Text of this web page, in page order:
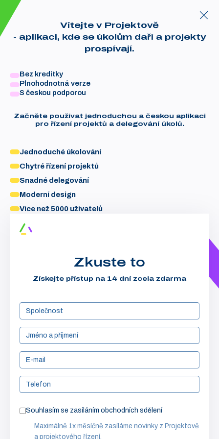
Zkuste to
Získejte přístup na 14 dní zcela zdarma
Souhlasím se zasíláním obchodních sdělení
Maximálně 1x měsíčně zasíláme novinky z Projektově
a projektového řízení.
Vítejte v Projektově
- aplikaci, kde se úkolům daří a projekty
prospívají.
Bez kreditky
Plnohodnotná verze
S českou podporou
Začněte používat jednoduchou a českou aplikaci
pro řízení projektů a delegování úkolů.
Jednoduché úkolování
Chytré řízení projektů
Snadné delegování
Moderní design
Více než 5000 uživatelů